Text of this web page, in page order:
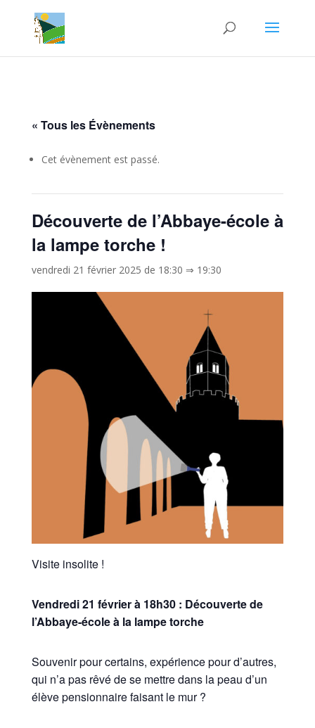
« Tous les Évènements
Cet évènement est passé.
Découverte de l’Abbaye-école à
la lampe torche !
vendredi 21 février 2025 de 18:30 ⇒ 19:30
Visite insolite !
Vendredi 21 février à 18h30 : Découverte de
l’Abbaye-école à la lampe torche
Souvenir pour certains, expérience pour d’autres,
qui n’a pas rêvé de se mettre dans la peau d’un
élève pensionnaire faisant le mur ?